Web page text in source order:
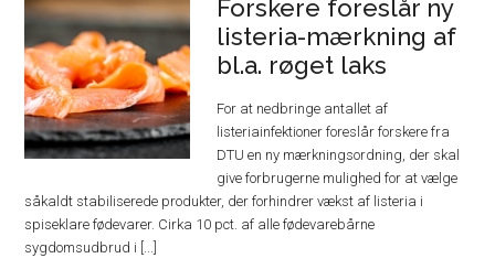
Forskere foreslår ny
listeria-mærkning af
bl.a. røget laks
For at nedbringe antallet af
listeriainfektioner foreslår forskere fra
DTU en ny mærkningsordning, der skal
give forbrugerne mulighed for at vælge
såkaldt stabiliserede produkter, der forhindrer vækst af listeria i
spiseklare fødevarer. Cirka 10 pct. af alle fødevarebårne
sygdomsudbrud i [...]